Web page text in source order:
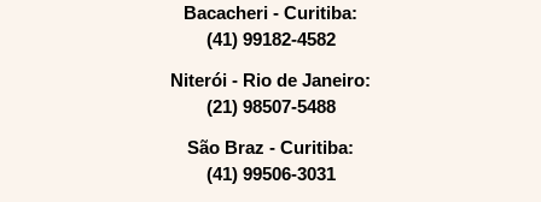
Bacacheri - Curitiba:
(41) 99182-4582
Niterói - Rio de Janeiro:
(21) 98507-5488
São Braz - Curitiba:
(41) 99506-3031